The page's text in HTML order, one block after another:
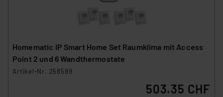
Homematic IP Smart Home Set Raumklima mit Access
Point 2 und 6 Wandthermostate
Artikel-Nr. 258599
503.35 CHF